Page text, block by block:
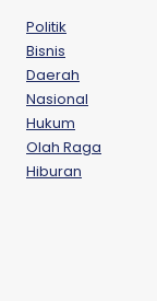
Politik
Bisnis
Daerah
Nasional
Hukum
Olah Raga
Hiburan